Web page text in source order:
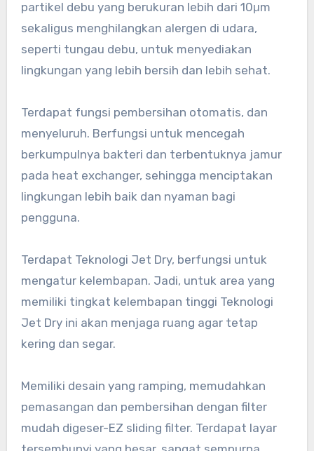
partikel debu yang berukuran lebih dari 10μm
sekaligus menghilangkan alergen di udara,
seperti tungau debu, untuk menyediakan
lingkungan yang lebih bersih dan lebih sehat.
Terdapat fungsi pembersihan otomatis, dan
menyeluruh. Berfungsi untuk mencegah
berkumpulnya bakteri dan terbentuknya jamur
pada heat exchanger, sehingga menciptakan
lingkungan lebih baik dan nyaman bagi
pengguna.
Terdapat Teknologi Jet Dry, berfungsi untuk
mengatur kelembapan. Jadi, untuk area yang
memiliki tingkat kelembapan tinggi Teknologi
Jet Dry ini akan menjaga ruang agar tetap
kering dan segar.
Memiliki desain yang ramping, memudahkan
pemasangan dan pembersihan dengan filter
mudah digeser-EZ sliding filter. Terdapat layar